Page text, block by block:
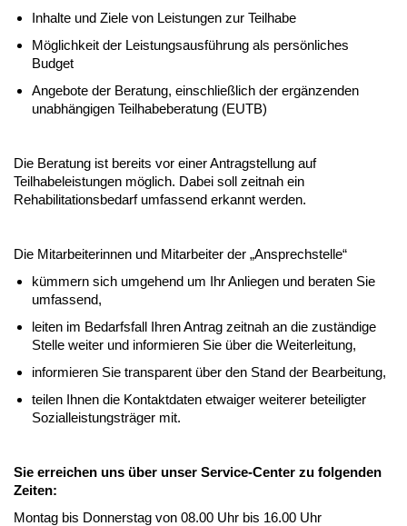
Inhalte und Ziele von Leistungen zur Teilhabe
Möglichkeit der Leistungsausführung als persönliches
Budget
Angebote der Beratung, einschließlich der ergänzenden
unabhängigen Teilhabeberatung (EUTB)
Die Beratung ist bereits vor einer Antragstellung auf
Teilhabeleistungen möglich. Dabei soll zeitnah ein
Rehabilitationsbedarf umfassend erkannt werden.
Die Mitarbeiterinnen und Mitarbeiter der „Ansprechstelle“
kümmern sich umgehend um Ihr Anliegen und beraten Sie
umfassend,
leiten im Bedarfsfall Ihren Antrag zeitnah an die zuständige
Stelle weiter und informieren Sie über die Weiterleitung,
informieren Sie transparent über den Stand der Bearbeitung,
teilen Ihnen die Kontaktdaten etwaiger weiterer beteiligter
Sozialleistungsträger mit.
Sie erreichen uns über unser Service-Center zu folgenden
Zeiten:
Montag bis Donnerstag von 08.00 Uhr bis 16.00 Uhr